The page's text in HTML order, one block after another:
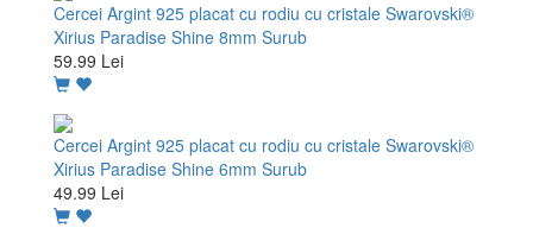
Cercei Argint 925 placat cu rodiu cu cristale Swarovski®
Xirius Paradise Shine 8mm Surub
59.99 Lei
Cercei Argint 925 placat cu rodiu cu cristale Swarovski®
Xirius Paradise Shine 6mm Surub
49.99 Lei